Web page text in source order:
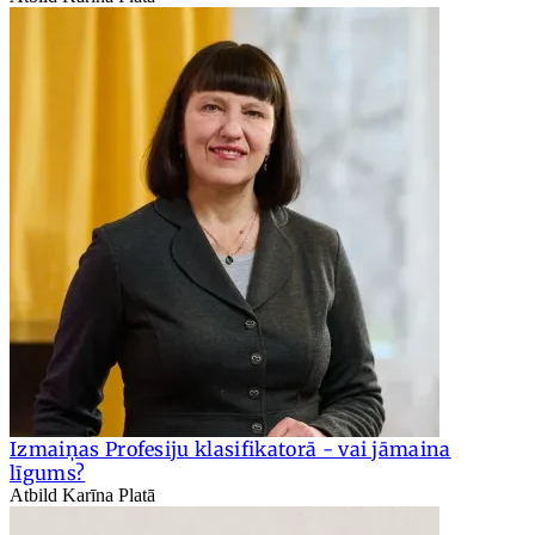
Izmaiņas Profesiju klasifikatorā - vai jāmaina
līgums?
Atbild Karīna Platā